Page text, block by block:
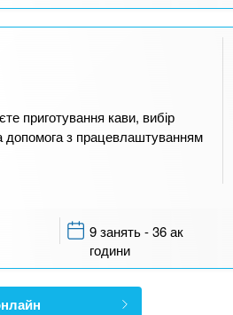
приготування кави, вибір
допомога з працевлаштуванням
9 занять - 36 ак
години